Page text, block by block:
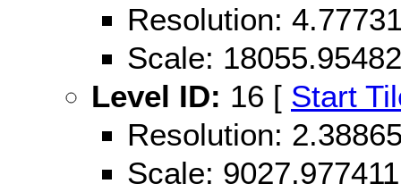
Resolution:
Scale:
Level ID: 16 [ Start
Resolution:
Scale: 9027.977411